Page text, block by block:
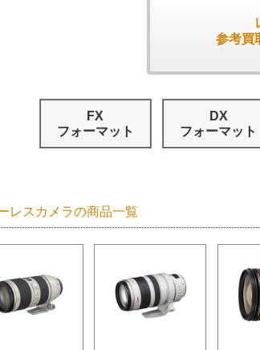
参考買
FX
フォーマット
DX
フォーマット
レスカメラの商品一覧